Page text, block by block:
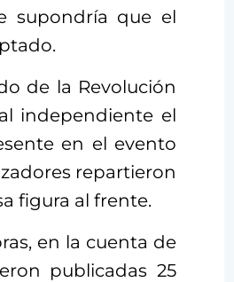
supondría que el
de la Revolución
independiente el
en el evento
repartieron
figura al frente.
en la cuenta de
publicadas 25